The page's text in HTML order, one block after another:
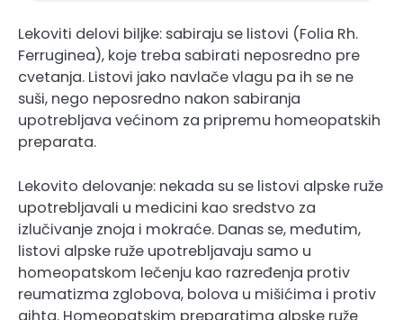
Lekoviti delovi biljke: sabiraju se listovi (Folia Rh.
Ferruginea), koje treba sabirati neposredno pre
cvetanja. Listovi jako navlače vlagu pa ih se ne
suši, nego neposredno nakon sabiranja
upotrebljava većinom za pripremu homeopatskih
preparata.
Lekovito delovanje: nekada su se listovi alpske ruže
upotrebljavali u medicini kao sredstvo za
izlučivanje znoja i mokraće. Danas se, međutim,
listovi alpske ruže upotrebljavaju samo u
homeopatskom lečenju kao razređenja protiv
reumatizma zglobova, bolova u mišićima i protiv
gihta. Homeopatskim preparatima alpske ruže